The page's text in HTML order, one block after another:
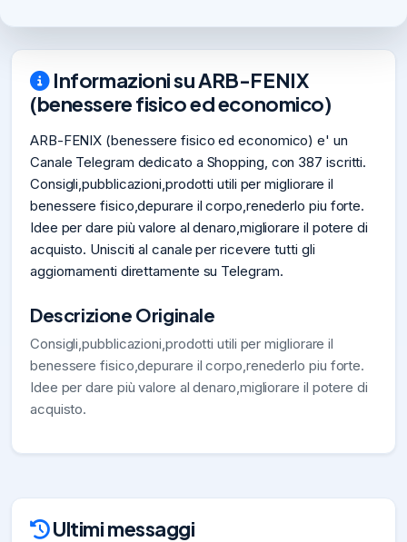
Informazioni su ARB-FENIX
(benessere fisico ed economico)
ARB-FENIX (benessere fisico ed economico) e' un
Canale Telegram dedicato a Shopping, con 387 iscritti.
Consigli,pubblicazioni,prodotti utili per migliorare il
benessere fisico,depurare il corpo,renederlo piu forte.
Idee per dare più valore al denaro,migliorare il potere di
acquisto. Unisciti al canale per ricevere tutti gli
aggiornamenti direttamente su Telegram.
Descrizione Originale
Consigli,pubblicazioni,prodotti utili per migliorare il
benessere fisico,depurare il corpo,renederlo piu forte.
Idee per dare più valore al denaro,migliorare il potere di
acquisto.
Ultimi messaggi